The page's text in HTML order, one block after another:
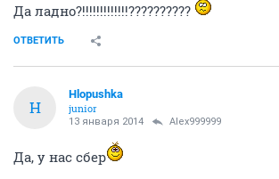
Да ладно?!!!!!!!!!!!!!??????????
ОТВЕТИТЬ
H
Hlopushka
junior
13 января 2014 Alex999999
Да, у нас сбер